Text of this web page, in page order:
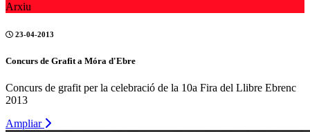
Arxiu
23-04-2013
Concurs de Grafit a Móra d'Ebre
Concurs de grafit per la celebració de la 10a Fira del Llibre Ebrenc
2013
Ampliar